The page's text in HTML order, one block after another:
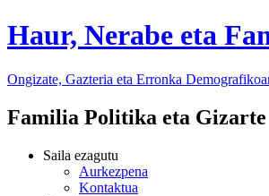
Haur, Nerabe eta
Ongizate, Gazteria eta Erronka
Familia Politika eta Gizarte
Saila ezagutu
Aurkezpena
Kontaktua